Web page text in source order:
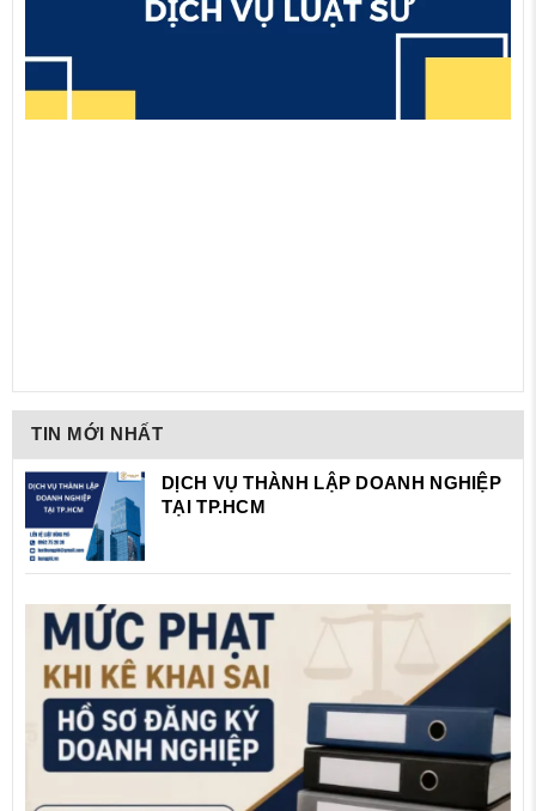
TIN MỚI NHẤT
DỊCH VỤ THÀNH LẬP DOANH NGHIỆP
TẠI TP.HCM